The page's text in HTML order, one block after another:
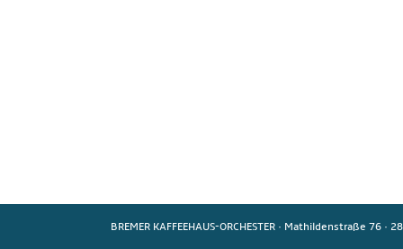
BREMER KAFFEEHAUS-ORCHESTER · Mathildenstraße 76 ·